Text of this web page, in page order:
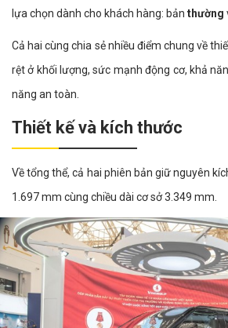
lựa chọn dành cho khách hàng: bản thường
Cả hai cùng chia sẻ nhiều điểm chung về
rệt ở khối lượng, sức mạnh động cơ, khả
năng an toàn.
Thiết kế và kích thước
Về tổng thể, cả hai phiên bản giữ nguyên
1.697 mm cùng chiều dài cơ sở 3.349 mm.